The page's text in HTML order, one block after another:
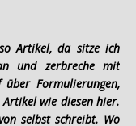
Artikel, da sitze ich
und zerbreche mit
über Formulierungen,
wie diesen hier.
selbst schreibt. Wo